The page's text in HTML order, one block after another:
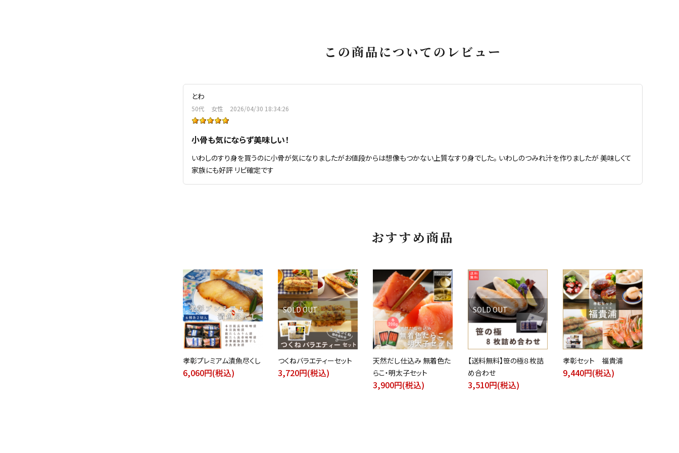
この商品についてのレビュー
とわ
50代 女性 2026/04/30 18:34:26
小骨も気にならず美味しい！
いわしのすり身を買うのに小骨が気になりましたがお値段からは想像もつかない上質なすり身でした。 いわしのつみれ汁を作りましたが 美味しくて
家族にも好評 リピ確定です
おすすめ商品
孝彰プレミアム漬魚尽くし
6,060円(税込)
SOLD OUT
つくねバラエティーセット
3,720円(税込)
天然だし仕込み 無着色た
らこ・明太子セット
3,900円(税込)
SOLD OUT
【送料無料】笹の極８枚詰
め合わせ
3,510円(税込)
孝彰セット 福貴浦
9,440円(税込)